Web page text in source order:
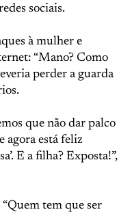
sociais.
à mulher e
“Mano? Como
perder a guarda
que não dar palco
agora está feliz
E a filha? Exposta!”,
tem que ser